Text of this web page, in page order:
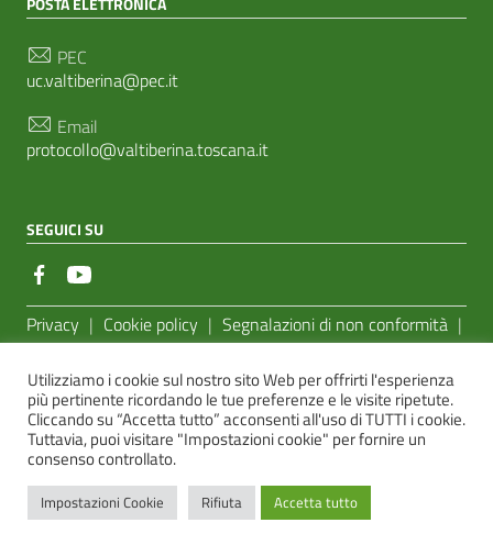
PEC
uc.valtiberina@pec.it
Email
protocollo@valtiberina.toscana.it
SEGUICI SU
Sezione Link Utili
Privacy | Cookie policy | Segnalazioni di non conformità |
AgID
Sito realizzato dallae-Linking Online Systems S.r.l.
Utilizziamo i cookie sul nostro sito Web per offrirti l'esperienza
più pertinente ricordando le tue preferenze e le visite ripetute.
Cliccando su “Accetta tutto” acconsenti all'uso di TUTTI i cookie.
Tuttavia, puoi visitare "Impostazioni cookie" per fornire un
consenso controllato.
Impostazioni Cookie Rifiuta Accetta tutto